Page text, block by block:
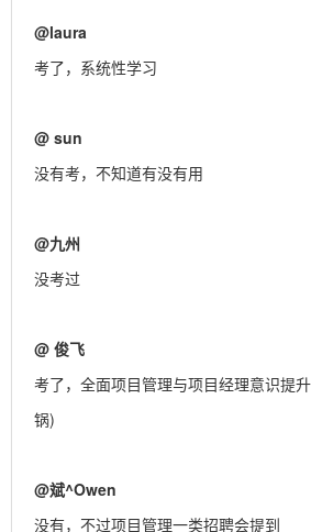
@laura
考了，系统性学习
@ sun
没有考，不知道有没有用
@九州
没考过
@ 俊飞
考了，全面项目管理与项目经理意识提
锅)
@斌^Owen
没有，不过项目管理一类招聘会提到